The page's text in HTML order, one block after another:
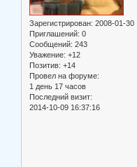
Зарегистрирован: 2008-01-30
Приглашений: 0
Сообщений: 243
Уважение: +12
Позитив: +14
Провел на форуме:
1 день 17 часов
Последний визит:
2014-10-09 16:37:16